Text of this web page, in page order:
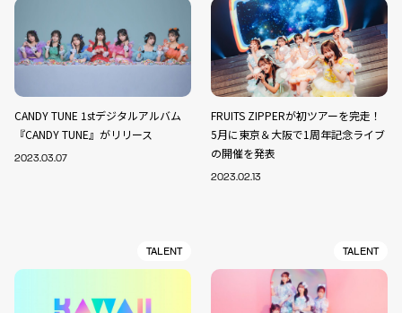
CANDY TUNE 1stデジタルアルバム
『CANDY TUNE』がリリース
2023.03.07
FRUITS ZIPPERが初ツアーを完走！
5月に東京＆大阪で1周年記念ライブ
の開催を発表
2023.02.13
TALENT TALENT